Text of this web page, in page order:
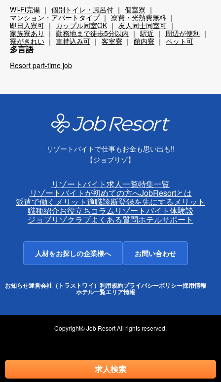
求人検索
Wi-Fi完備 個別トイレ・風呂付
個室寮
マンション・アパートタイプ
寮費・光熱費無料
即日入寮可
カップル同室OK
友人同士同室可
家族寮あり
勤務地まで徒歩5分以内 駅近
周辺が便利
寮がきれい
車持込み可 客室寮 館内寮 ペット可
多言語
Resort part-time job
リゾートバイトで仕事もお金も思い出も!!
【ジョブリゾ】
リゾートバイト求人一覧特集一覧
リゾートバイトが初めての方へJobResortとは
派遣で働くメリット適職診断登録を先にするメリット
職種紹介お役立ちコラムリゾートバイト体験談
ジョブリゾクラブよくある質問ホテルサポート
人材をお探しの企業様へ お問い合わせ
お知らせ運営会社（トラストワイ） 利用規約プライバシーポリシー採用情報
ホテル一覧エリア情報
Copyright© Job Resort All rights reserved.